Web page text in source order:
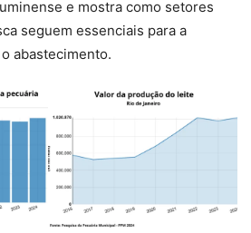
e mostra como setores
seguem essenciais para a
abastecimento.